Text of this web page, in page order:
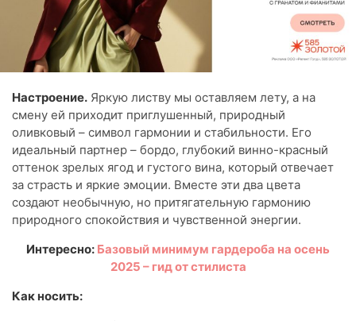
Настроение. Яркую листву мы оставляем лету, а на
смену ей приходит приглушенный, природный
оливковый – символ гармонии и стабильности. Его
идеальный партнер – бордо, глубокий винно-красный
оттенок зрелых ягод и густого вина, который отвечает
за страсть и яркие эмоции. Вместе эти два цвета
создают необычную, но притягательную гармонию
природного спокойствия и чувственной энергии.
Интересно: Базовый минимум гардероба на осень
2025 – гид от стилиста
Как носить: